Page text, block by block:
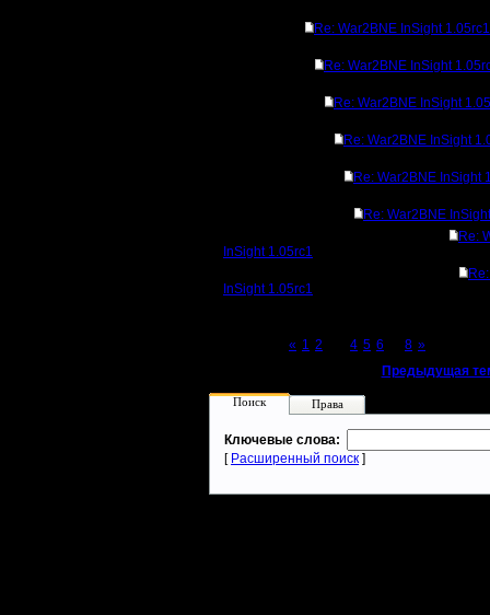
Re: War2BNE InSight 1.05rc1
Re: War2BNE InSight
Re: War2BNE InSight
Re: War2BNE InSight
Re: War2BNE InSight
Re: War2BNE
Re:
InSight 1.05rc1
InSight 1.05rc1
« 1 2 4 5 6 8 »
Предыдущая
Поиск Права
Ключевые слова:
[ Расширенный поиск ]